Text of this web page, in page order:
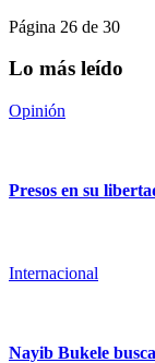
Página 26 de 30
Lo más leído
Opinión
Presos en su
Internacional
Nayib Bukele